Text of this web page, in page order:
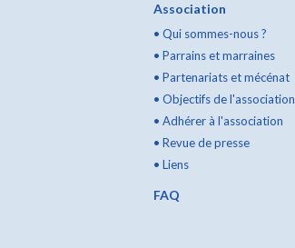
Association
• Qui sommes-nous ?
• Parrains et marraines
• Partenariats et mécénat
• Objectifs de l'association
• Adhérer à l'association
• Revue de presse
• Liens
FAQ